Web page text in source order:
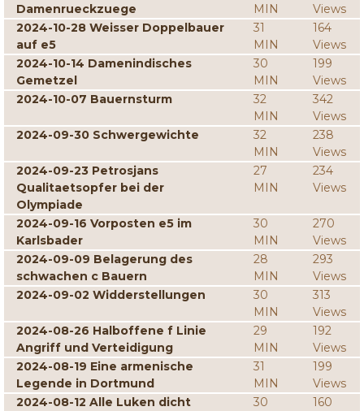
Damenrueckzuege
MIN
Views
2024-10-28 Weisser Doppelbauer
auf e5
31
MIN
164
Views
2024-10-14 Damenindisches
Gemetzel
30
MIN
199
Views
2024-10-07 Bauernsturm
32
MIN
342
Views
2024-09-30 Schwergewichte
32
MIN
238
Views
2024-09-23 Petrosjans
Qualitaetsopfer bei der
Olympiade
27
MIN
234
Views
2024-09-16 Vorposten e5 im
Karlsbader
30
MIN
270
Views
2024-09-09 Belagerung des
schwachen c Bauern
28
MIN
293
Views
2024-09-02 Widderstellungen
30
MIN
313
Views
2024-08-26 Halboffene f Linie
Angriff und Verteidigung
29
MIN
192
Views
2024-08-19 Eine armenische
Legende in Dortmund
31
MIN
199
Views
2024-08-12 Alle Luken dicht
30
160